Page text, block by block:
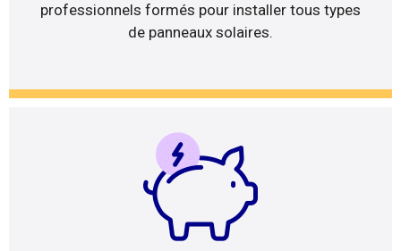
professionnels formés pour installer tous types
de panneaux solaires.